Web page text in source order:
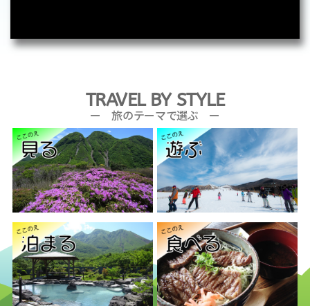
TRAVEL BY STYLE
ー 旅のテーマで選ぶ ー